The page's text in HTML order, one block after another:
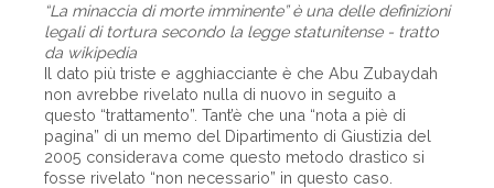
“La minaccia di morte imminente” è una delle definizioni
legali di tortura secondo la legge statunitense - tratto
da wikipedia
Il dato più triste e agghiacciante è che Abu Zubaydah
non avrebbe rivelato nulla di nuovo in seguito a
questo “trattamento”. Tant’è che una “nota a piè di
pagina” di un memo del Dipartimento di Giustizia del
2005 considerava come questo metodo drastico si
fosse rivelato “non necessario” in questo caso.